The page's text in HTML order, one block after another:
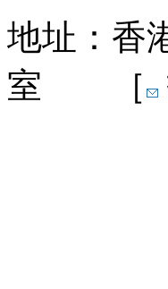
地址：香
室 ［